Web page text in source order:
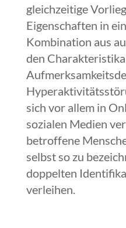
gleichzeitige
Eigenschaften in
Kombination aus
den
sich vor allem in
sozialen Medien
betroffene
selbst so zu
doppelten
verleihen.